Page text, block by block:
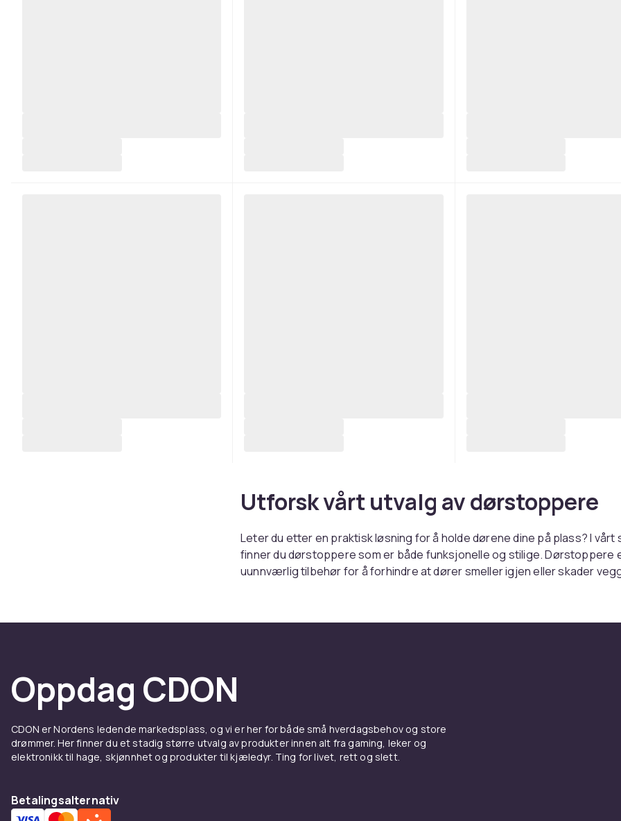
Utforsk vårt utvalg av dørstoppere
Leter du etter en praktisk løsning for å holde dørene dine på plass? I vårt
finner du dørstoppere som er både funksjonelle og stilige. Dørstoppere
uunnværlig tilbehør for å forhindre at dører smeller igjen eller skader
dørstoppere kan forbedre hverdagen din. Se alle produktene og finn den
løsningen for hjemmet ditt.
Oppdag CDON
CDON er Nordens ledende markedsplass, og vi er her for både små hverdagsbehov og store
drømmer. Her finner du et stadig større utvalg av produkter innen alt fra gaming, leker og
elektronikk til hage, skjønnhet og produkter til kjæledyr. Ting for livet, rett og slett.
Betalingsalternativ